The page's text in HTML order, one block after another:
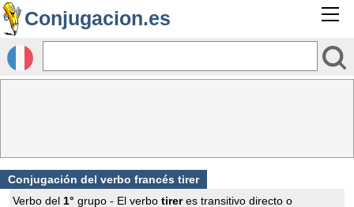
Conjugacion.es
Conjugación del verbo francés tirer
Verbo del 1° grupo - El verbo tireres transitivo directo o